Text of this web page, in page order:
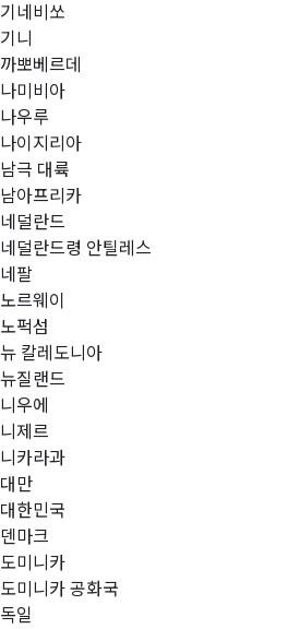
기네비쏘
기니
까뽀베르데
나미비아
나우루
나이지리아
남극 대륙
남아프리카
네덜란드
네덜란드령 안틸레스
네팔
노르웨이
노퍽섬
뉴 칼레도니아
뉴질랜드
니우에
니제르
니카라과
대만
대한민국
덴마크
도미니카
도미니카 공화국
독일